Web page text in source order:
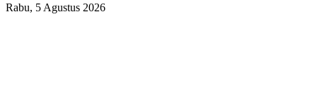
Rabu, 5 Agustus 2026